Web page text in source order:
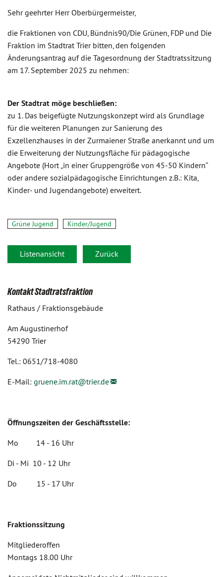
Sehr geehrter Herr Oberbürgermeister,
die Fraktionen von CDU, Bündnis90/Die Grünen, FDP und Die
Fraktion im Stadtrat Trier bitten, den folgenden
Änderungsantrag auf die Tagesordnung der Stadtratssitzung
am 17. September 2025 zu nehmen:
Der Stadtrat möge beschließen:
zu 1. Das beigefügte Nutzungskonzept wird als Grundlage
für die weiteren Planungen zur Sanierung des
Exzellenzhauses in der Zurmaiener Straße anerkannt und um
die Erweiterung der Nutzungsfläche für pädagogische
Angebote (Hort „in einer Gruppengröße von 45-50 Kindern“
oder andere sozialpädagogische Einrichtungen z.B.: Kita,
Kinder- und Jugendangebote) erweitert.
Grüne Jugend Kinder/Jugend
Listenansicht Zurück
Kontakt Stadtratsfraktion
Rathaus / Fraktionsgebäude
Am Augustinerhof
54290 Trier
Tel.: 0651/718-4080
E-Mail: gruene.im.rat@trier.de
Öffnungszeiten der Geschäftsstelle:
Mo 14 - 16 Uhr
Di - Mi 10 - 12 Uhr
Do 15 - 17 Uhr
Fraktionssitzung
Mitgliederoffen
Montags 18.00 Uhr